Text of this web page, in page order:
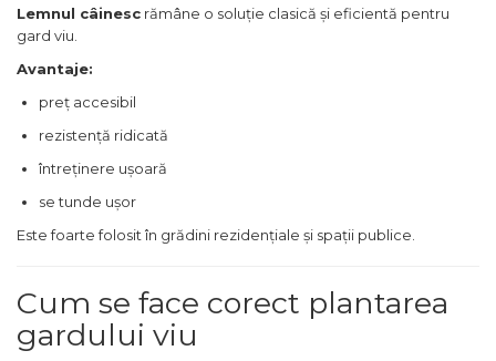
Lemnul câinesc rămâne o soluție clasică și eficientă pentru
gard viu.
Avantaje:
preț accesibil
rezistență ridicată
întreținere ușoară
se tunde ușor
Este foarte folosit în grădini rezidențiale și spații publice.
Cum se face corect plantarea
gardului viu